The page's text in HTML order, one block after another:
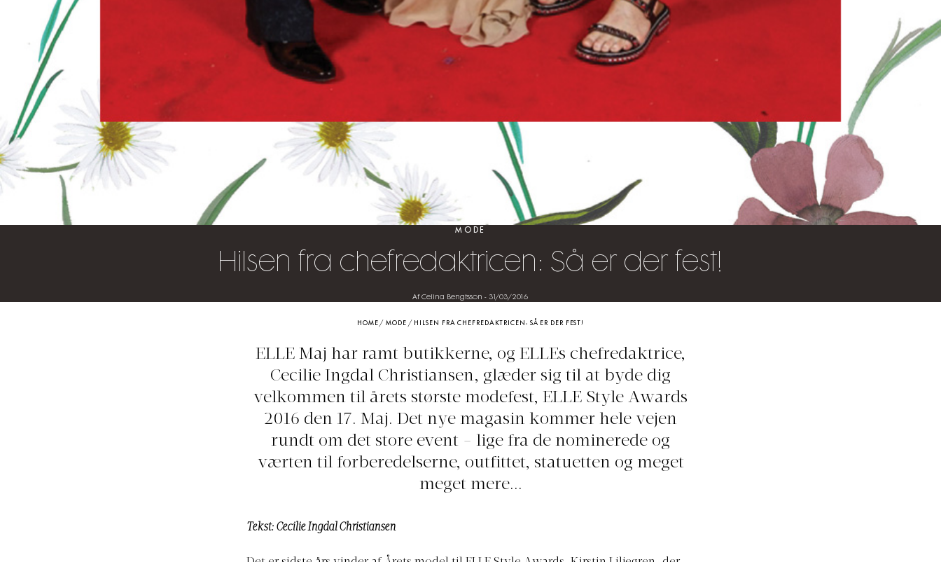
MODE
Hilsen fra chefredaktricen: Så er der fest!
Af Celina Bengtsson - 31/03/2016
HOME /MODE / HILSEN FRA CHEFREDAKTRICEN: SÅ ER DER FEST!
ELLE Maj har ramt butikkerne, og ELLEs chefredaktrice,
Cecilie Ingdal Christiansen, glæder sig til at byde dig
velkommen til årets største modefest, ELLE Style Awards
2016 den 17. Maj. Det nye magasin kommer hele vejen
rundt om det store event - lige fra de nominerede og
værten til forberedelserne, outfittet, statuetten og meget
meget mere...
Tekst: Cecilie Ingdal Christiansen